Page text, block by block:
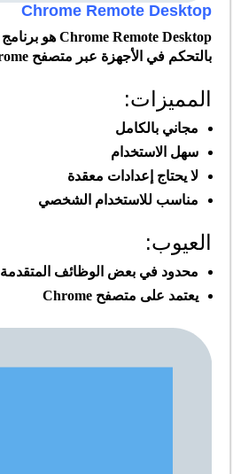
Chrome Remote Desktop
بالتحكم في الأجهزة عبر متصفح Chrome.
المميزات:
مجاني بالكامل
سهل الاستخدام
لا يحتاج إعدادات معقدة
مناسب للاستخدام الشخصي
العيوب:
محدود في بعض الوظائف المتقدمة
يعتمد على متصفح Chrome